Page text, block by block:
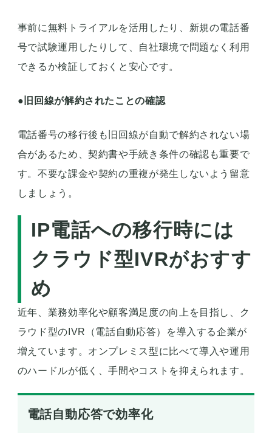
事前に無料トライアルを活用したり、新規の電話番
号で試験運用したりして、自社環境で問題なく利用
できるか検証しておくと安心です。
● 旧回線が解約されたことの確認
電話番号の移行後も旧回線が自動で解約されない場
合があるため、契約書や手続き条件の確認も重要で
す。不要な課金や契約の重複が発生しないよう留意
しましょう。
IP電話への移行時には
クラウド型IVRがおすす
め
近年、業務効率化や顧客満足度の向上を目指し、ク
ラウド型のIVR（電話自動応答）を導入する企業が
増えています。オンプレミス型に比べて導入や運用
のハードルが低く、手間やコストを抑えられます。
電話自動応答で効率化